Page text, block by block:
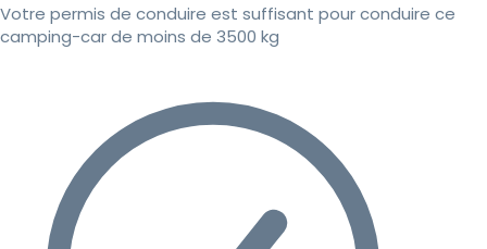
Votre permis de conduire est suffisant pour conduire ce
camping-car de moins de 3500 kg